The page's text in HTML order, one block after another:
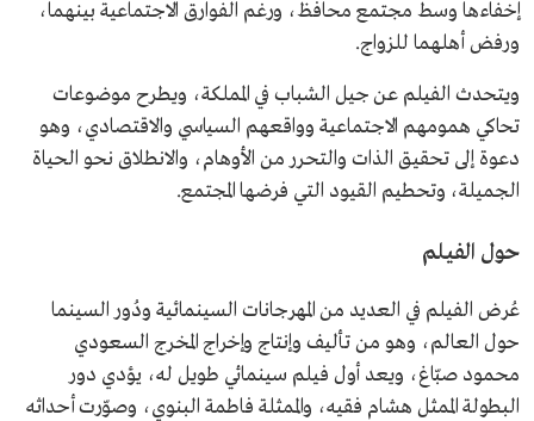
إخفاءها وسط مجتمع محافظ، ورغم الفوارق الاجتماعية بينهما،
ورفض أهلهما للزواج.
ويتحدث الفيلم عن جيل الشباب في المملكة، ويطرح موضوعات
تحاكي همومهم الاجتماعية وواقعهم السياسي والاقتصادي، وهو
دعوة إلى تحقيق الذات والتحرر من الأوهام، والانطلاق نحو الحياة
الجميلة، وتحطيم القيود التي فرضها المجتمع.
حول الفيلم
عُرض الفيلم في العديد من المهرجانات السينمائية ودُور السينما
حول العالم، وهو من تأليف وإنتاج وإخراج المخرج السعودي
محمود صبّاغ، ويعد أول فيلم سينمائي طويل له، يؤدي دور
البطولة الممثل هشام فقيه، والممثلة فاطمة البنوي، وصوّرت أحداثه